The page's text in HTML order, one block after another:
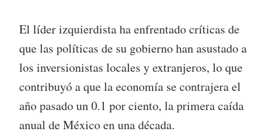
El líder izquierdista ha enfrentado críticas de
que las políticas de su gobierno han asustado a
los inversionistas locales y extranjeros, lo que
contribuyó a que la economía se contrajera el
año pasado un 0.1 por ciento, la primera caída
anual de México en una década.